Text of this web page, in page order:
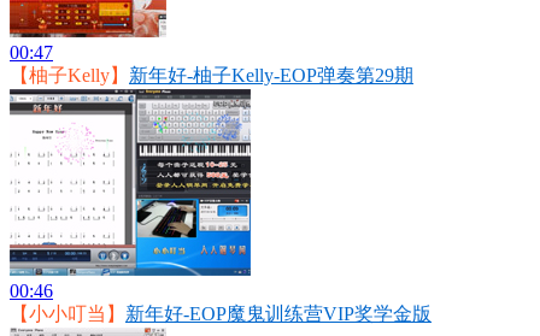
00:47
【柚子Kelly】 新年好-柚子Kelly-EOP弹奏第29期
00:46
【小小叮当】 新年好-EOP魔鬼训练营VIP奖学金版